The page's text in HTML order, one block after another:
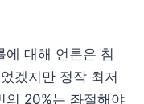
에 대해 언론은 침
겠지만 정작 최저
의 20%는 좌절해야